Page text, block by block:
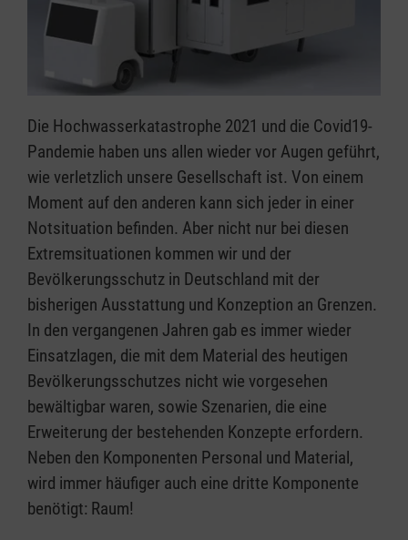
Die Hochwasserkatastrophe 2021 und die Covid19-
Pandemie haben uns allen wieder vor Augen geführt,
wie verletzlich unsere Gesellschaft ist. Von einem
Moment auf den anderen kann sich jeder in einer
Notsituation befinden. Aber nicht nur bei diesen
Extremsituationen kommen wir und der
Bevölkerungsschutz in Deutschland mit der
bisherigen Ausstattung und Konzeption an Grenzen.
In den vergangenen Jahren gab es immer wieder
Einsatzlagen, die mit dem Material des heutigen
Bevölkerungsschutzes nicht wie vorgesehen
bewältigbar waren, sowie Szenarien, die eine
Erweiterung der bestehenden Konzepte erfordern.
Neben den Komponenten Personal und Material,
wird immer häufiger auch eine dritte Komponente
benötigt: Raum!